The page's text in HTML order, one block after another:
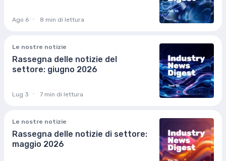
Ago 6 8 min di lettura
Le nostre notizie
Rassegna delle notizie del
settore: giugno 2026
Lug 3 7 min di lettura
Le nostre notizie
Rassegna delle notizie di settore:
maggio 2026